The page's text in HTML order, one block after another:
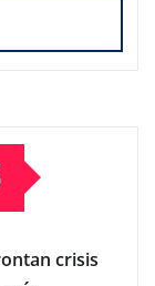
crisis